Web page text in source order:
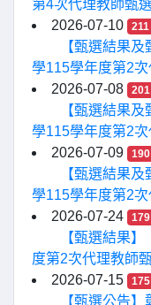
第4次代理教師甄
2026-07-10
211
【甄選結果
學115學年度第2次
2026-07-08
201
【甄選結果
學115學年度第2次
2026-07-09
190
【甄選結果
學115學年度第2次
2026-07-24
179
【甄選結果
度第2次代理教師
2026-07-15
175
【甄選公告